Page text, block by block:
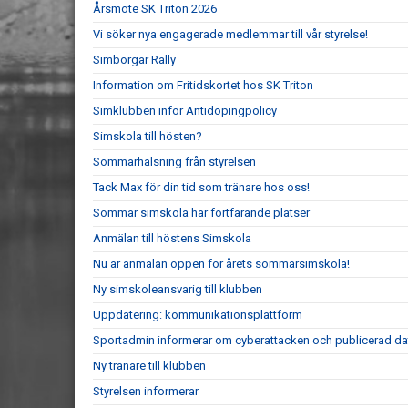
Årsmöte SK Triton 2026
Vi söker nya engagerade medlemmar till vår styrelse!
Simborgar Rally
Information om Fritidskortet hos SK Triton
Simklubben inför Antidopingpolicy
Simskola till hösten?
Sommarhälsning från styrelsen
Tack Max för din tid som tränare hos oss!
Sommar simskola har fortfarande platser
Anmälan till höstens Simskola
Nu är anmälan öppen för årets sommarsimskola!
Ny simskoleansvarig till klubben
Uppdatering: kommunikationsplattform
Sportadmin informerar om cyberattacken och publicerad
Ny tränare till klubben
Styrelsen informerar